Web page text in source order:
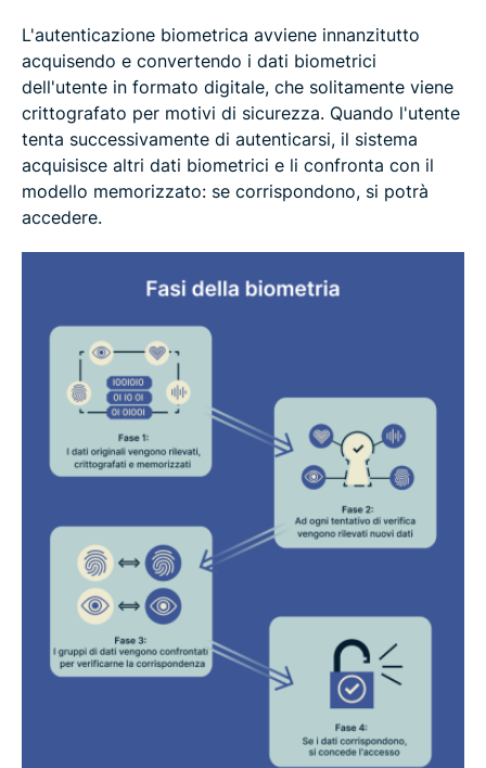
L'autenticazione biometrica avviene innanzitutto
acquisendo e convertendo i dati biometrici
dell'utente in formato digitale, che solitamente viene
crittografato per motivi di sicurezza. Quando l'utente
tenta successivamente di autenticarsi, il sistema
acquisisce altri dati biometrici e li confronta con il
modello memorizzato: se corrispondono, si potrà
accedere.